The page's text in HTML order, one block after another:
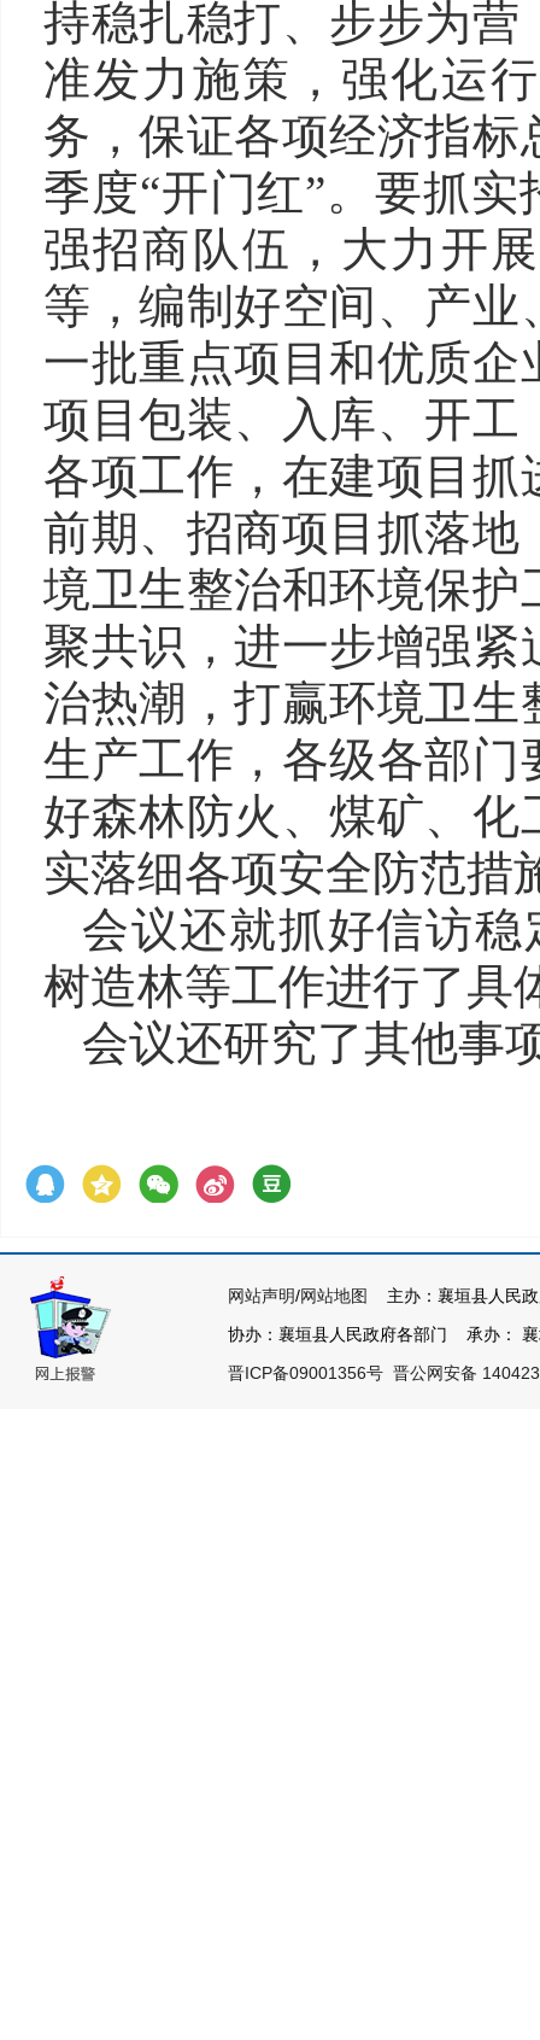
持稳扎稳打、步步为
准发力施策，强化运
务，保证各项经济指
季度“开门红”。要抓
强招商队伍，大力开
等，编制好空间、产
一批重点项目和优质
项目包装、入库、开
各项工作，在建项目
前期、招商项目抓落
境卫生整治和环境保
聚共识，进一步增强
治热潮，打赢环境卫
生产工作，各级各部
好森林防火、煤矿、
实落细各项安全防范措
会议还就抓好信访稳
树造林等工作进行了具
会议还研究了其他事
网站声明/网站地图
主办：襄垣县人民
协办：襄垣县人民政府各部门 承办：
晋ICP备09001356号 晋公网安备